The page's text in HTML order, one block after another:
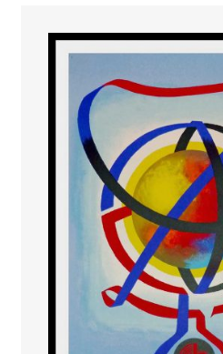
VOYAGE – TRANSPORT
SPORT – COURSE AUTOMOBILE –
TOURISME FRANCAIS
PAYS ETRANGER
THEATRE – EXPOSITION